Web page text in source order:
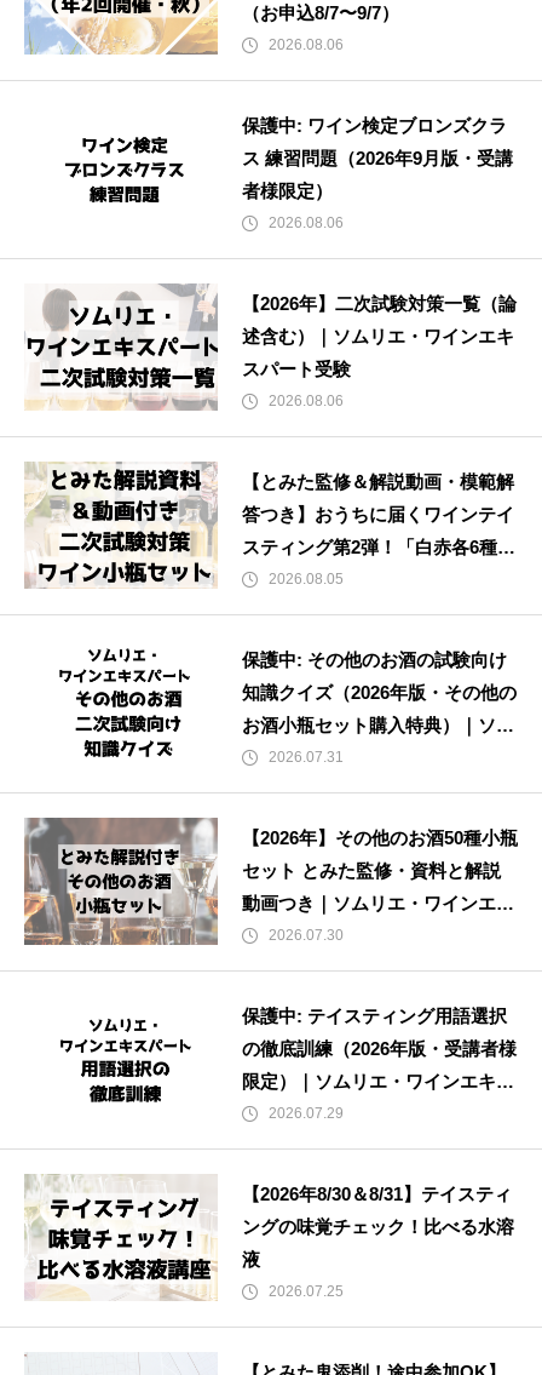
（お申込8/7〜9/7）
2026.08.06
保護中: ワイン検定ブロンズクラ
ス 練習問題（2026年9月版・受講
者様限定）
2026.08.06
【2026年】二次試験対策一覧（論
述含む）｜ソムリエ・ワインエキ
スパート受験
2026.08.06
【とみた監修＆解説動画・模範解
答つき】おうちに届くワインテイ
スティング第2弾！「白赤各6種小
瓶」｜ソムリエ・ワインエキスパ
ート試験
2026.08.05
保護中: その他のお酒の試験向け
知識クイズ（2026年版・その他の
お酒小瓶セット購入特典）｜ソム
リエ・ワインエキスパート試験
2026.07.31
【2026年】その他のお酒50種小瓶
セット とみた監修・資料と解説
動画つき｜ソムリエ・ワインエキ
スパート試験
2026.07.30
保護中: テイスティング用語選択
の徹底訓練（2026年版・受講者様
限定）｜ソムリエ・ワインエキス
パート試験
2026.07.29
【2026年8/30＆8/31】テイスティ
ングの味覚チェック！比べる水溶
液
2026.07.25